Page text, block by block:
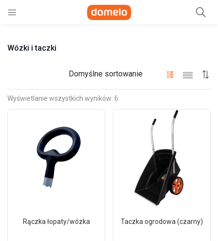
Szukaj
Wózki i taczki
Wyświetlanie wszystkich wyników: 6
Domyślne sortowanie
Rączka łopaty/wózka Taczka ogrodowa (czarny)